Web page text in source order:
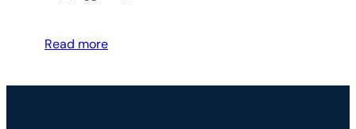
Read more